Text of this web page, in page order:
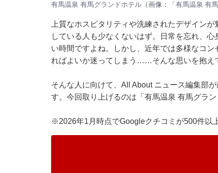
有馬温泉 有馬グランドホテル（画像： 「有馬温泉 有
上質なホスピタリティや洗練されたデザイン
している人も少なくないはず。日常を忘れ、
い時間ですよね。しかし、近年では多様なコ
ればよいか迷ってしまう……そんな思いを抱え
そんな人に向けて、All About ニュース編集部
す。今回取り上げるのは「有馬温泉 有馬グラ
※2026年1月時点でGoogleクチコミが500件以